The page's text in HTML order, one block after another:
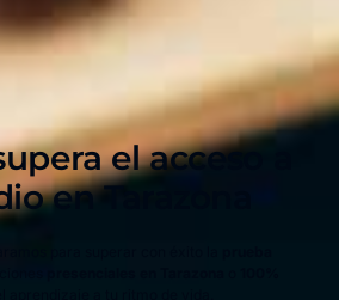
el acceso a
enTarazona